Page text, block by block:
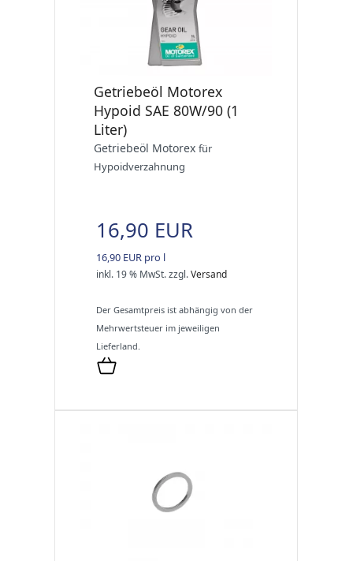
Getriebeöl Motorex
Hypoid SAE 80W/90 (1
Liter)
Getriebeöl Motorex für
Hypoidverzahnung
16,90 EUR
16,90 EUR pro l
inkl. 19 % MwSt.zzgl.Versand
Der Gesamtpreis ist abhängig von der
Mehrwertsteuer im jeweiligen
Lieferland.